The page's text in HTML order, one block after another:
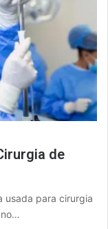
de
usada para cirurgia